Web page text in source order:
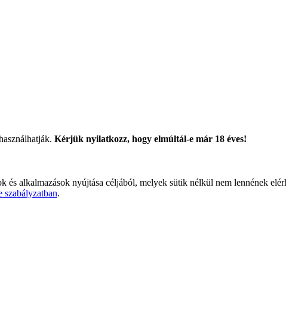
Kérjük nyilatkozz, hogy elmúltál-e már 18 éves!
alkalmazások nyújtása céljából, melyek sütik nélkül nem lennének
szabályzatban.